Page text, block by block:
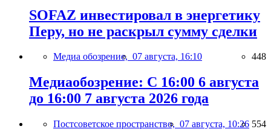
SOFAZ инвестировал в энергетику
Перу, но не раскрыл сумму сделки
Медиа обозрение, 07 августа, 16:10 448
Медиаобозрение: С 16:00 6 августа
до 16:00 7 августа 2026 года
Постсоветское пространство, 07 августа, 10:26 554